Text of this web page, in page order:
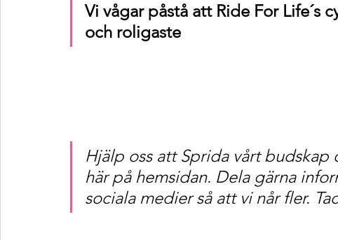
Vi vågar påstå att Ride For Life´s
och roligaste
Hjälp oss att Sprida vårt budskap
här på hemsidan. Dela gärna
sociala medier så att vi når fler.